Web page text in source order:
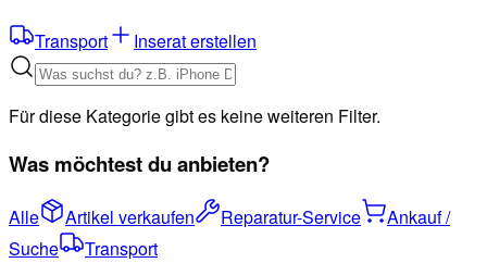
Transport Inserat erstellen
Für diese Kategorie gibt es keine weiteren Filter.
Was möchtest du anbieten?
Alle Artikel verkaufen Reparatur-Service
Ankauf /
Suche
Transport